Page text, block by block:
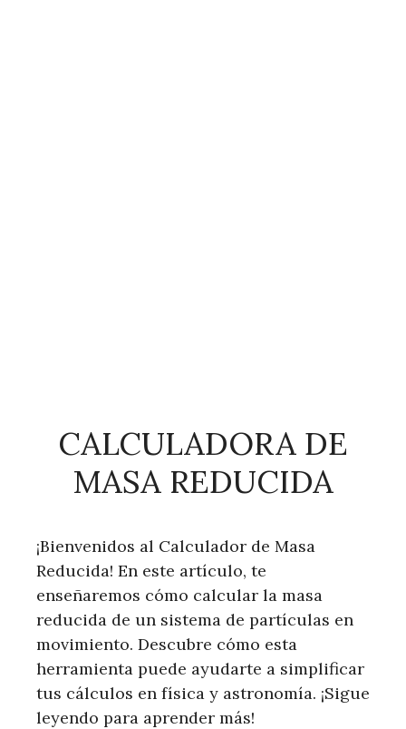
CALCULADORA DE
MASA REDUCIDA
¡Bienvenidos al Calculador de Masa
Reducida! En este artículo, te
enseñaremos cómo calcular la masa
reducida de un sistema de partículas en
movimiento. Descubre cómo esta
herramienta puede ayudarte a simplificar
tus cálculos en física y astronomía. ¡Sigue
leyendo para aprender más!